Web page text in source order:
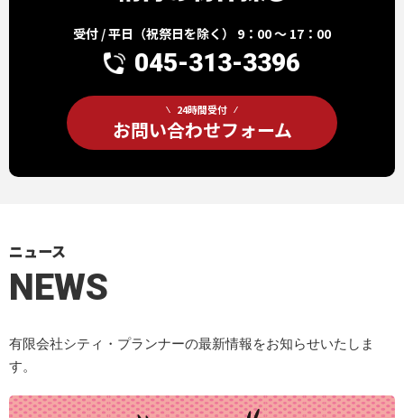
受付 / 平日（祝祭日を除く） 9：00 ～ 17：00
045-313-3396
24時間受付
お問い合わせフォーム
ニュース
NEWS
有限会社シティ・プランナーの最新情報をお知らせいたしま
す。